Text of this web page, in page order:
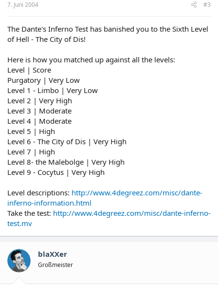
7. Juni 2004 #3
The Dante's Inferno Test has banished you to the Sixth Level
of Hell - The City of Dis!
Here is how you matched up against all the levels:
Level | Score
Purgatory | Very Low
Level 1 - Limbo | Very Low
Level 2 | Very High
Level 3 | Moderate
Level 4 | Moderate
Level 5 | High
Level 6 - The City of Dis | Very High
Level 7 | High
Level 8- the Malebolge | Very High
Level 9 - Cocytus | Very High
Level descriptions: http://www.4degreez.com/misc/dante-
inferno-information.html
Take the test: http://www.4degreez.com/misc/dante-inferno-
test.mv
blaXXer
Großmeister